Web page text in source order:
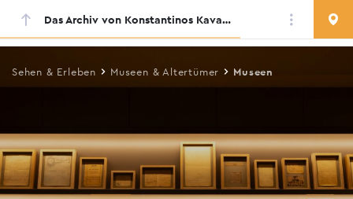
Skip
main
content
Sehen & Erleben Museen & Altertümer Museen
Das Archiv von Konstantinos Kavafis